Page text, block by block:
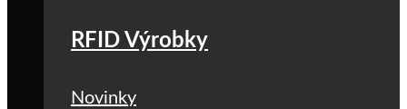
RFID Výrobky
Novinky